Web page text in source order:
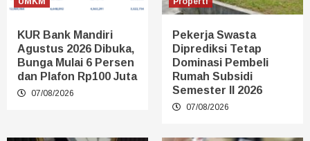
KUR Bank Mandiri
Agustus 2026 Dibuka,
Bunga Mulai 6 Persen
dan Plafon Rp100 Juta
07/08/2026
Pekerja Swasta
Diprediksi Tetap
Dominasi Pembeli
Rumah Subsidi
Semester II 2026
07/08/2026